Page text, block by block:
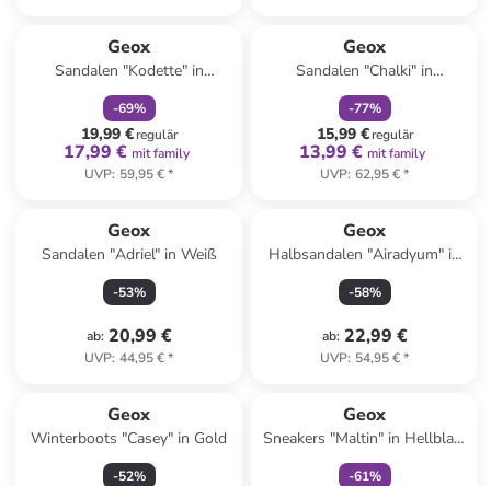
Geox
Sandalen "Kodette" in
Schwarz
-69%
19,99 €regulär
17,99 € mit family
UVP: 59,95 €*
Geox
Sandalen "Chalki" in
Dunkelblau
-77%
15,99 €regulär
13,99 € mit family
UVP: 62,95 €*
Geox
Sandalen "Adriel" in Weiß
-53%
ab: 20,99 €
UVP: 44,95 €*
Geox
Halbsandalen "Airadyum" in
Dunkelblau/ Orange
-58%
ab: 22,99 €
UVP: 54,95 €*
Geox
Winterboots "Casey" in Gold
-52%
Geox
Sneakers "Maltin" in Hellblau/
Creme
-61%